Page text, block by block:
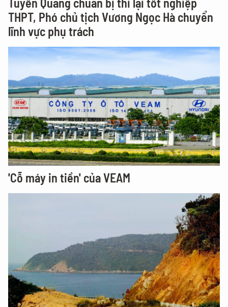
THPT, Phó chủ tịch Vương Ngọc Hà chuyển
lĩnh vực phụ trách
'Cỗ máy in tiền' của VEAM